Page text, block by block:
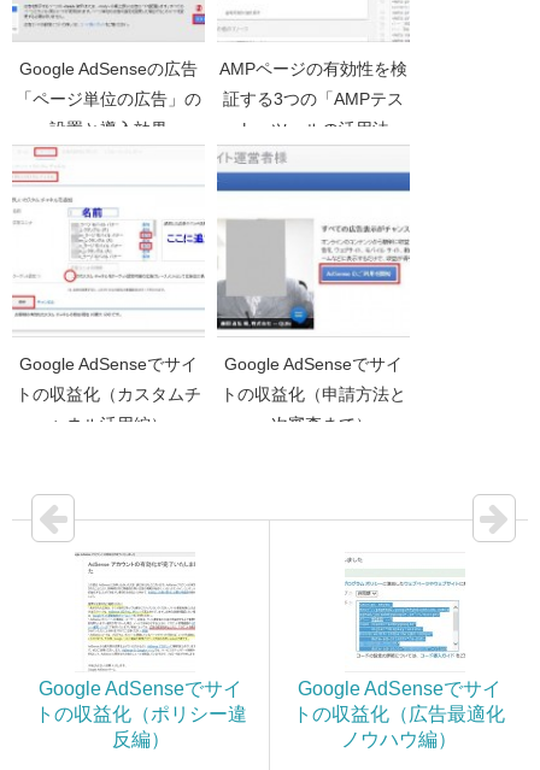
Google AdSenseの広告
「ページ単位の広告」の
設置と導入効果
AMPページの有効性を検
証する3つの「AMPテス
ト」ツールの活用法
Google AdSenseでサイ
トの収益化（カスタムチ
ャネル活用編）
Google AdSenseでサイ
トの収益化（申請方法と
一次審査まで）
Google AdSenseでサイ
トの収益化（ポリシー違
反編）
Google AdSenseでサイ
トの収益化（広告最適化
ノウハウ編）